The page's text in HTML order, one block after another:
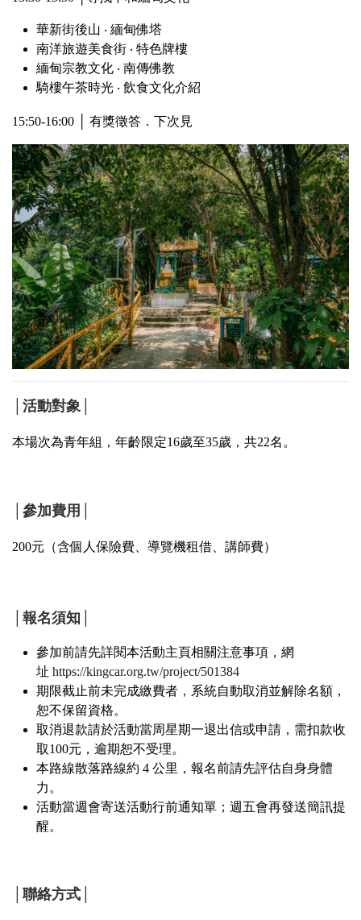
華新街後山 ‧ 緬甸佛塔
南洋旅遊美食街 ‧ 特色牌樓
緬甸宗教文化 ‧ 南傳佛教
騎樓午茶時光 ‧ 飲食文化介紹
15:50-16:00 │ 有獎徵答．下次見
│活動對象│
本場次為青年組，年齡限定16歲至35歲，共22名。
│參加費用│
200元（含個人保險費、導覽機租借、講師費）
│報名須知│
參加前請先詳閱本活動主頁相關注意事項，網
址 https://kingcar.org.tw/project/501384
期限截止前未完成繳費者，系統自動取消並解除名額，
恕不保留資格。
取消退款請於活動當周星期一退出信或申請，需扣款收
取100元，逾期恕不受理。
本路線散落路線約 4 公里，報名前請先評估自身身體
力。
活動當週會寄送活動行前通知單；週五會再發送簡訊提
醒。
│聯絡方式│